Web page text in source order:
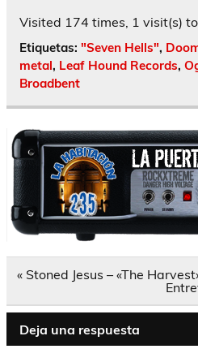
Visited 174 times, 1 visit(s)
Etiquetas: "Seven Hells",
metal, Leaf Hound Records,
Broadbent
Navegación
« Stoned Jesus – «The
Deja una respuesta